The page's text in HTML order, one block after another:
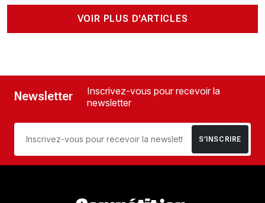
VOIR PLUS D'ARTICLES
Newsletter
Inscrivez-vous pour recevoir la
newsletter
S’INSCRIRE